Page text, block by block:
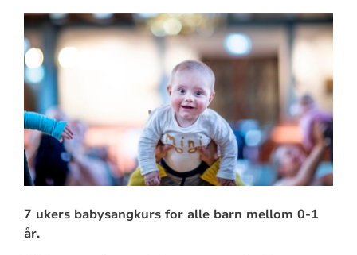
7 ukers babysangkurs for alle barn mellom 0-1
år.